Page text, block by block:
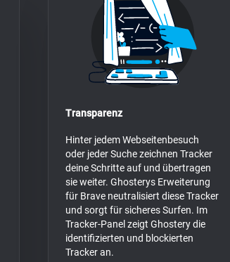
Transparenz
Hinter jedem Webseitenbesuch
oder jeder Suche zeichnen Tracker
deine Schritte auf und übertragen
sie weiter. Ghosterys Erweiterung
für Brave neutralisiert diese Tracker
und sorgt für sicheres Surfen. Im
Tracker-Panel zeigt Ghostery die
identifizierten und blockierten
Tracker an.